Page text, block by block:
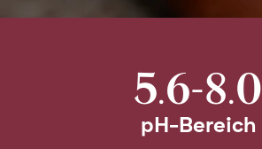
5.6-8.0
pH-Bereich